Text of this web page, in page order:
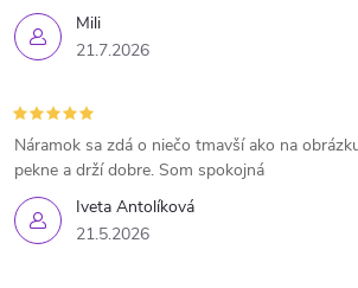
Mili
21.7.2026
Iveta Antolíková
21.5.2026
Náramok sa zdá o niečo tmavší ako na
pekne a drží dobre. Som spokojná